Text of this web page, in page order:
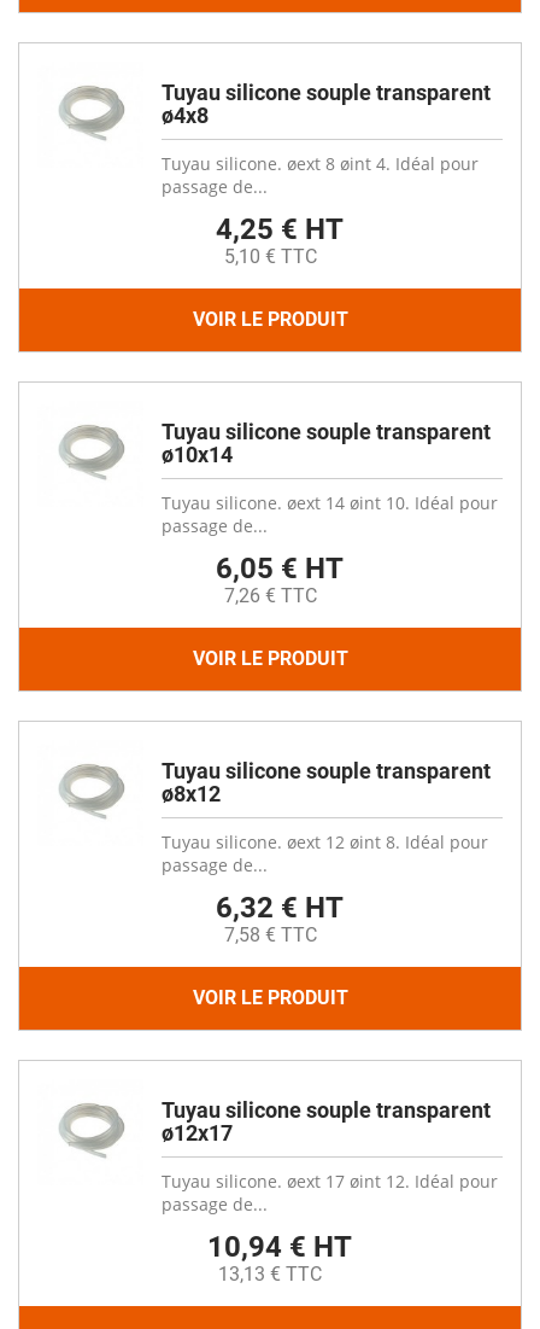
Tuyau silicone souple transparent
ø4x8
Tuyau silicone. øext 8 øint 4. Idéal pour
passage de...
4,25 € HT
5,10 € TTC
VOIR LE PRODUIT
Tuyau silicone souple transparent
ø10x14
Tuyau silicone. øext 14 øint 10. Idéal pour
passage de...
6,05 € HT
7,26 € TTC
VOIR LE PRODUIT
Tuyau silicone souple transparent
ø8x12
Tuyau silicone. øext 12 øint 8. Idéal pour
passage de...
6,32 € HT
7,58 € TTC
VOIR LE PRODUIT
Tuyau silicone souple transparent
ø12x17
Tuyau silicone. øext 17 øint 12. Idéal pour
passage de...
10,94 € HT
13,13 € TTC